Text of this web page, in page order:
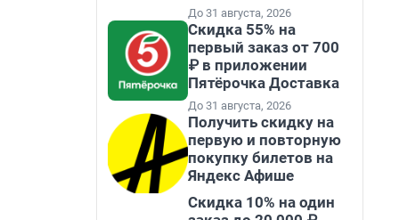
До 31 августа, 2026
Скидка 55% на
первый заказ от 700
₽ в приложении
Пятёрочка Доставка
До 31 августа, 2026
Получить скидку на
первую и повторную
покупку билетов на
Яндекс Афише
Скидка 10% на один